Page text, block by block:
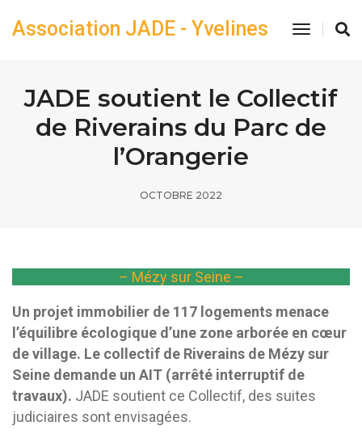
Association JADE - Yvelines
Toggle
JADE soutient le Collectif
de Riverains du Parc de
l’Orangerie
OCTOBRE 2022
– Mézy sur Seine –
Un projet immobilier de 117 logements menace
l’équilibre écologique d’une zone arborée en cœur
de village. Le collectif de Riverains de Mézy sur
Seine demande un AIT (arrêté interruptif de
travaux). JADE soutient ce Collectif, des suites
judiciaires sont envisagées.